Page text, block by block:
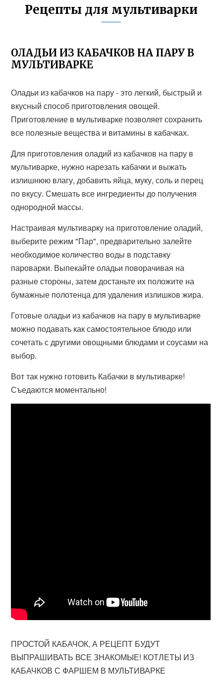
Рецепты для мультиварки
ОЛАДЬИ ИЗ КАБАЧКОВ НА ПАРУ В
МУЛЬТИВАРКЕ
Оладьи из кабачков на пару - это легкий, быстрый и
вкусный способ приготовления овощей.
Приготовление в мультиварке позволяет сохранить
все полезные вещества и витамины в кабачках.
Для приготовления оладий из кабачков на пару в
мультиварке, нужно нарезать кабачки и выжать
излишнюю влагу, добавить яйца, муку, соль и перец
по вкусу. Смешать все ингредиенты до получения
однородной массы.
Настраивая мультиварку на приготовление оладий,
выберите режим "Пар", предварительно залейте
необходимое количество воды в подставку
пароварки. Выпекайте оладьи поворачивая на
разные стороны, затем достаньте их положите на
бумажные полотенца для удаления излишков жира.
Готовые оладьи из кабачков на пару в мультиварке
можно подавать как самостоятельное блюдо или
сочетать с другими овощными блюдами и соусами на
выбор.
Вот так нужно готовить Кабачки в мультиварке!
Съедаются моментально!
ПРОСТОЙ КАБАЧОК, А РЕЦЕПТ БУДУТ
ВЫПРАШИВАТЬ ВСЕ ЗНАКОМЫЕ! КОТЛЕТЫ ИЗ
КАБАЧКОВ С ФАРШЕМ В МУЛЬТИВАРКЕ